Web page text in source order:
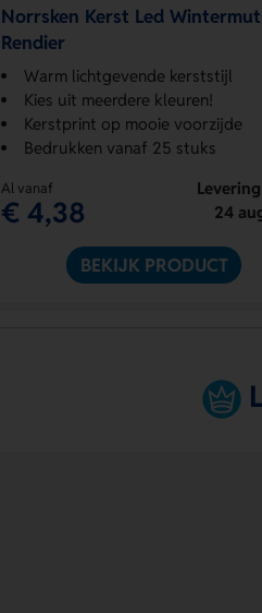
Norrsken Kerst Led
Rendier
Warm lichtgevende kerststijl
Kies uit meerdere kleuren!
Kerstprint op mooie voorzijde
Bedrukken vanaf 25 stuks
Al vanaf
€ 4,38
24
BEKIJK PRODUCT